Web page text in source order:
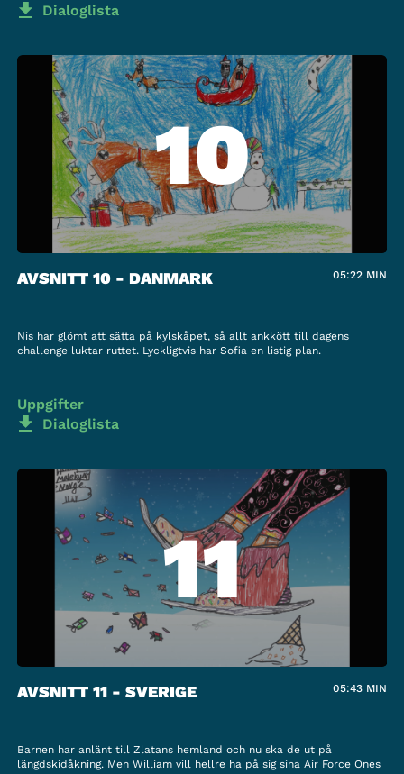
Dialoglista
10
AVSNITT 10 - DANMARK 05:22 MIN
Nis har glömt att sätta på kylskåpet, så allt ankkött till dagens
challenge luktar ruttet. Lyckligtvis har Sofia en listig plan.
Uppgifter
Dialoglista
11
AVSNITT 11 - SVERIGE 05:43 MIN
Barnen har anlänt till Zlatans hemland och nu ska de ut på
längdskidåkning. Men William vill hellre ha på sig sina Air Force Ones